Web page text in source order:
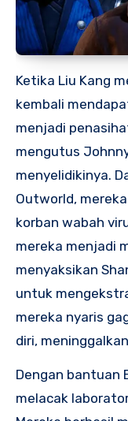
Ketika Liu Kang
kembali
menjadi
mengutus
menyelidikinya.
Outworld,
korban wabah
mereka menjadi
menyaksikan
untuk
mereka nyaris
diri,
Dengan bantuan
melacak